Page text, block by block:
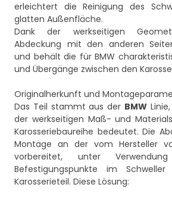
erleichtert die Reinigung des
glatten Außenfläche.
Dank der werkseitigen
Abdeckung mit den anderen
und behält die für BMW
und Übergänge zwischen den
Originalherkunft und
Das Teil stammt aus der BMWLinie,
der werkseitigen Maß- und
Karosseriebaureihe bedeutet. Die
Montage an der vom Hersteller
vorbereitet, unter
Befestigungspunkte im
Karosserieteil. Diese Lösung: